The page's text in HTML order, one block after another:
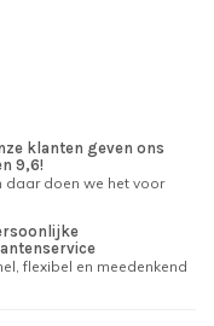
klanten geven ons
9,6!
daar doen we het voor
flexibel en meedenkend